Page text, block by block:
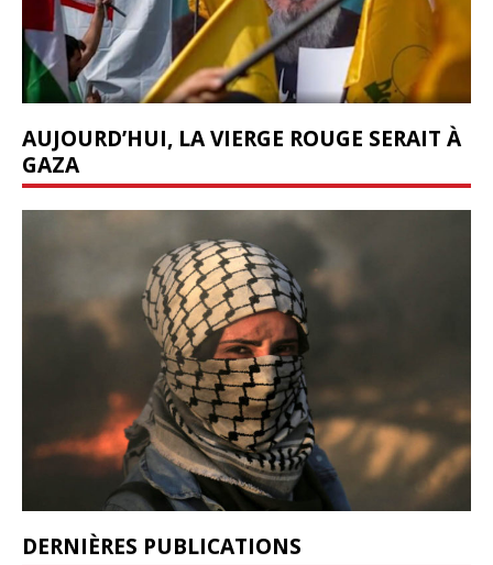
AUJOURD’HUI, LA VIERGE ROUGE SERAIT À
GAZA
DERNIÈRES PUBLICATIONS